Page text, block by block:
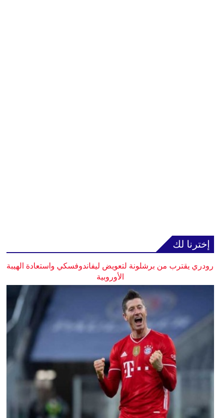
إخترنا لك
رودري يقترب من برشلونة لتعويض ليفاندوفسكي واستعادة الهيبة
الأوروبية